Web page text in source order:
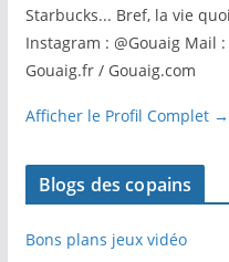
Starbucks... Bref, la vie
Instagram : @Gouaig Mail
Gouaig.fr / Gouaig.com
Afficher le Profil Complet →
Blogs des copains
Bons plans jeux vidéo